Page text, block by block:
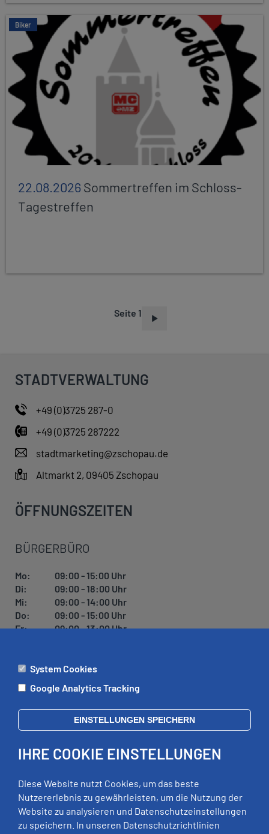
Biker
22.08.2026Sommertreffen im Schloss-
Tagestreffen
Seite 1
STADTVERWALTUNG
+49 (0)3725 287-0
+49 (0)3725 287222
stadtmarketing@zschopau.de
Altmarkt 2, 09405 Zschopau
ÖFFNUNGSZEITEN
BÜRGERBÜRO
Mo:
09:00 - 15:00 Uhr
Di:
09:00 - 18:00 Uhr
Mi:
09:00 - 14:00 Uhr
Do:
09:00 - 15:00 Uhr
Fr:
09:00 - 13:00 Uhr
ÄMTER
Di:
09:00 - 12:00 Uhr, 13:00 - 18:00 Uhr
Mi:
geschlossen
Fr:
09:00 - 12:00 Uhr
RECHTLICHES
System Cookies
Google Analytics Tracking
EINSTELLUNGEN SPEICHERN
IHRE COOKIE EINSTELLUNGEN
Diese Website nutzt Cookies, um das beste
Nutzererlebnis zu gewährleisten, um die Nutzung der
Website zu analysieren und Datenschutzeinstellungen
zu speichern. In unseren Datenschutzrichtlinien